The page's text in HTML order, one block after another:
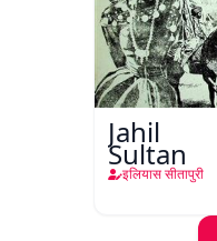
Jahil
Sultan
इलियास सीतापुरी